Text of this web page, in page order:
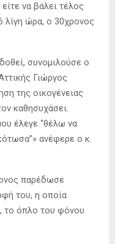
να βάλει τέλος
λίγη ώρα, ο 30χρονος
συνομιλούσε ο
Γιώργος
της οικογένειας
καθησυχάσει.
έλεγε “θέλω να
ανέφερε ο κ.
παρέδωσε
του, η οποία
το όπλο του φόνου